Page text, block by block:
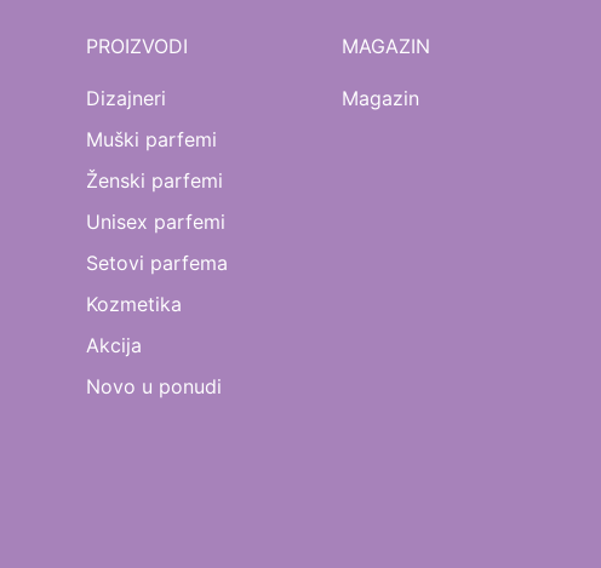
PROIZVODI
Dizajneri
Muški parfemi
Ženski parfemi
Unisex parfemi
Setovi parfema
Kozmetika
Akcija
Novo u ponudi
MAGAZIN
Magazin